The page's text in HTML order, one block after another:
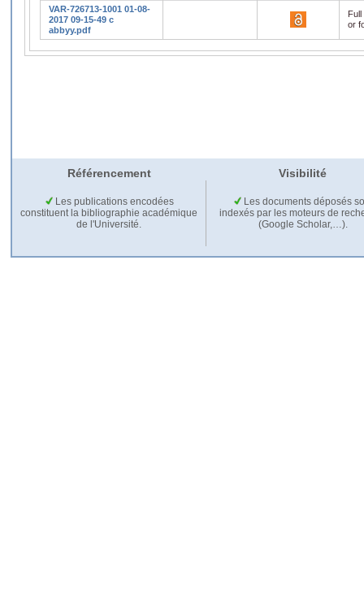
VAR-726713-1001 01-08-
2017 09-15-49 c
abbyy.pdf
or
Référencement Visibilité
Les publications encodées
constituent la bibliographie académique
de l'Université.
Les documents déposés
indexés par les moteurs de
(Google Scholar,…).